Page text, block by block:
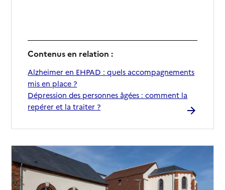
Contenus en relation :
Alzheimer en EHPAD : quels accompagnements
mis en place ?
Dépression des personnes âgées : comment la
repérer et la traiter ?